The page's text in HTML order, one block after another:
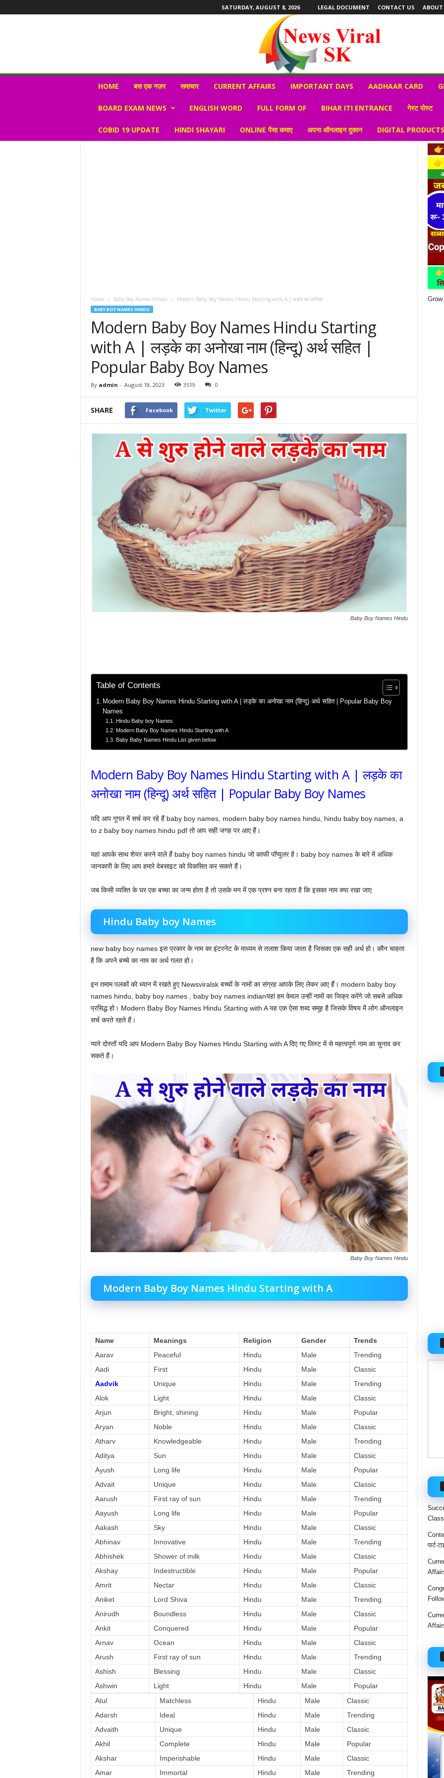
SATURDAY, AUGUST 8, 2026 LEGAL DOCUMENT CONTACT US ABOUT
r
HOME बस एक नज़र समाचार CURRENT AFFAIRS IMPORTANT DAYS AADHAAR CARD
BOARD EXAM NEWS ENGLISH WORD FULL FORM OF BIHAR ITI ENTRANCE गेस्ट पोस्ट
COBID 19 UPDATE HINDI SHAYARI ONLINE पैसा कमाए अपना ऑनलाइन दुकान DIGITAL
Home Baby Boy Names Hindu Modern Baby Boy Names Hindu Starting with A | लड़के का अनोखा...
BABY BOY NAMES HINDU
Modern Baby Boy Names Hindu Starting
with A | लड़के का अनोखा नाम (हिन्दू) अर्थ सहित |
Popular Baby Boy Names
By admin - August 18, 2023 3519 0
SHARE Facebook Twitter
Baby Boy Names Hindu
Table of Contents
Modern Baby Boy Names Hindu Starting with A | लड़के का अनोखा नाम (हिन्दू) अर्थ सहित | Popular Baby Boy
Names
Hindu Baby boy Names
Modern Baby Boy Names Hindu Starting with A
Baby Baby Names Hindu List given below
Modern Baby Boy Names Hindu Starting with A | लड़के का
अनोखा नाम (हिन्दू) अर्थ सहित | Popular Baby Boy Names
यदि आप गूगल में सर्च कर रहे हैं baby boy names, modern baby boy names hindu, hindu baby boy names, a
to z baby boy names hindu pdf तो आप सही जगह पर आए हैं।
यहां आपके साथ शेयर करने वाले हैं baby boy names hindu जो काफी पॉप्युलर है। baby boy names के बारे में अधिक
जानकारी के लिए आप हमारे वेबसाइट को विकसित कर सकते हैं।
जब किसी व्यक्ति के घर एक बच्चा का जन्म होता है तो उसके मन में एक प्रश्न बना रहता है कि इसका नाम क्या रखा जाए
Hindu Baby boy Names
new baby boy names इस प्रकार के नाम का इंटरनेट के माध्यम से तलाश किया जाता है जिसका एक सही अर्थ हो। कौन चाहता
है कि अपने बच्चे का नाम का अर्थ गलत हो।
इन तमाम पलकों को ध्यान में रखते हुए Newsviralsk बच्चों के नामों का संग्रह आपके लिए लेकर आए हैं। modern baby boy
names hindu, baby boy names , baby boy names indianयहां हम केवल उन्हीं नामों का जिक्र करेंगे जो सबसे अधिक
प्रसिद्ध हो। Modern Baby Boy Names Hindu Starting with A यह एक ऐसा शब्द समूह है जिसके विषय में लोग ऑनलाइन
सर्च करते रहते हैं।
प्यारे दोस्तों यदि आप Modern Baby Boy Names Hindu Starting with A दिए गए लिस्ट में से महत्वपूर्ण नाम का चुनाव कर
सकते हैं।
Baby Boy Names Hindu
Modern Baby Boy Names Hindu Starting with A
Name Meanings Religion Gender
Trends
Aarav
Peaceful Hindu Male
Trending
Aadi
First Hindu Male
Classic
Aadvik
Unique Hindu Male
Trending
Alok
Light Hindu Male
Classic
Arjun
Bright, shining Hindu Male
Popular
Aryan
Noble Hindu Male
Classic
Atharv
Knowledgeable Hindu Male
Trending
Aditya
Sun Hindu Male
Classic
Ayush
Long life Hindu Male
Popular
Advait
Unique Hindu Male
Classic
Aarush
First ray of sun Hindu Male
Trending
Aayush
Long life Hindu Male
Popular
Aakash
Sky Hindu Male
Classic
Abhinav
Innovative Hindu Male
Trending
Abhishek
Shower of milk Hindu Male
Classic
Akshay
Indestructible Hindu Male
Popular
Amrit
Nectar Hindu Male
Classic
Aniket
Lord Shiva Hindu Male
Trending
Anirudh
Boundless Hindu Male
Classic
Ankit
Conquered Hindu Male
Popular
Arnav
Ocean Hindu Male
Classic
Arush
First ray of sun Hindu Male
Trending
Ashish
Blessing Hindu Male
Classic
Ashwin
Light Hindu Male
Popular
Atul
Matchless Hindu Male
Classic
Adarsh
Ideal Hindu Male
Trending
Advaith
Unique Hindu Male
Classic
Akhil
Complete Hindu Male
Popular
Akshar
Imperishable Hindu Male
Classic
Amar
Immortal Hindu Male Trending